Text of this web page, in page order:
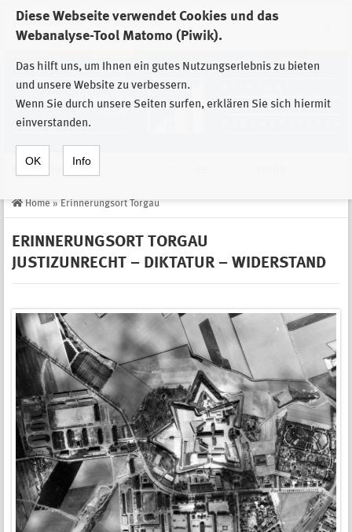
Diese Webseite verwendet Cookies und das
Webanalyse-Tool Matomo (Piwik).
Das hilft uns, um Ihnen ein gutes Nutzungserlebnis zu bieten
und unsere Website zu verbessern.
Wenn Sie durch unsere Seiten surfen, erklären Sie sich hiermit
einverstanden.
OK Info
Zur Auswahl der Einrichtungen der
Stiftung Sächsische Gedenkstätten
Home » Erinnerungsort Torgau
ERINNERUNGSORT TORGAU
JUSTIZUNRECHT – DIKTATUR – WIDERSTAND